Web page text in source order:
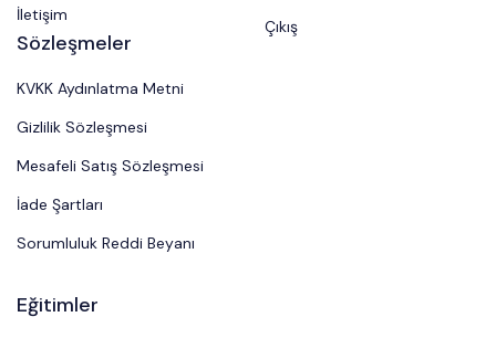
İletişim
Sözleşmeler
KVKK Aydınlatma Metni
Gizlilik Sözleşmesi
Mesafeli Satış Sözleşmesi
İade Şartları
Sorumluluk Reddi Beyanı
Çıkış
Eğitimler